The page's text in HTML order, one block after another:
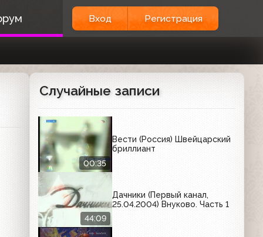
Вход Регистрация
Случайные записи
00:35
Вести (Россия) Швейцарский
бриллиант
44:09
Дачники (Первый канал,
25.04.2004) Внуково. Часть 1